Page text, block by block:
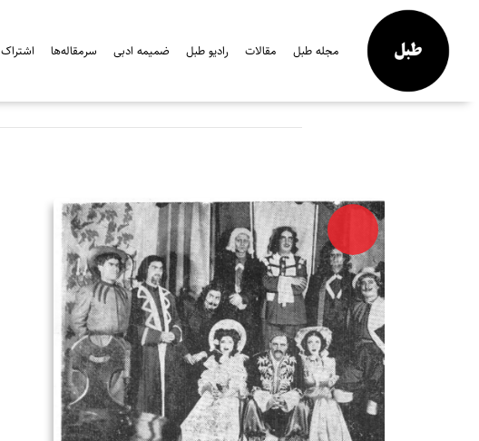
مجله طبل مقالات رادیو طبل ضمیمه ادبی سرمقاله‌ها اشتراک